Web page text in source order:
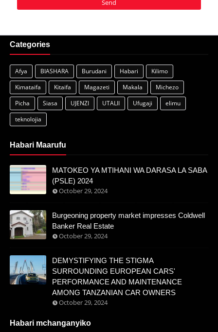
Categories
Afya BIASHARA Burudani Habari
Kilimo
Kimataifa
Kitaifa Magazeti Makala
Michezo
Picha
Siasa UJENZI UTALII Ufugaji
elimu
teknolojia
Habari Maarufu
MATOKEO YA MTIHANI WA DARASA LA SABA
(PSLE) 2024
October 29, 2024
Burgeoning property market impresses Coldwell
Banker Real Estate
October 29, 2024
DEMYSTIFYING THE STIGMA
SURROUNDING EUROPEAN CARS'
PERFORMANCE AND MAINTENANCE
AMONG TANZANIAN CAR OWNERS
October 29, 2024
Habari mchanganyiko